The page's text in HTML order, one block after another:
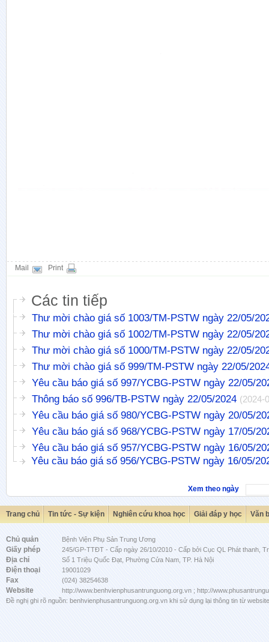
Mail Print
Các tin tiếp
Thư mời chào giá số 1003/TM-PSTW ngày 22/05/
Thư mời chào giá số 1002/TM-PSTW ngày 22/05/
Thư mời chào giá số 1000/TM-PSTW ngày 22/05/
Thư mời chào giá số 999/TM-PSTW ngày 22/05/
Yêu cầu báo giá số 997/YCBG-PSTW ngày 22/05/
Thông báo số 996/TB-PSTW ngày 22/05/2024 (2024-
Yêu cầu báo giá số 980/YCBG-PSTW ngày 20/05/
Yêu cầu báo giá số 968/YCBG-PSTW ngày 17/05/
Yêu cầu báo giá số 957/YCBG-PSTW ngày 16/05/
Yêu cầu báo giá số 956/YCBG-PSTW ngày 16/05/
Xem theo ngày
Trang chủ Tin tức - Sự kiện Nghiên cứu khoa học Giải đáp y học Văn
Chủ quản Bệnh Viện Phụ Sản Trung Ương
Giấy phép 245/GP-TTĐT - Cấp ngày 26/10/2010 - Cấp bởi Cục QL Phát thanh,
Địa chỉ Số 1 Triệu Quốc Đạt, Phường Cửa Nam, TP. Hà Nội
Điện thoại 19001029
Fax (024) 38254638
Website
http://www.benhvienphusantrunguong.org.vn ; http://
Đề nghị ghi rõ nguồn: benhvienphusantrunguong.org.vn khi sử dụng lại thông tin từ